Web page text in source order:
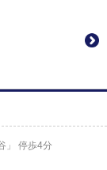
」 停歩4分